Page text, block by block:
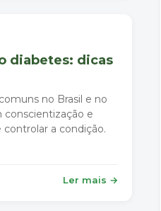
diabetes: dicas
no Brasil e no
conscientização e
controlar a condição.
Ler mais →